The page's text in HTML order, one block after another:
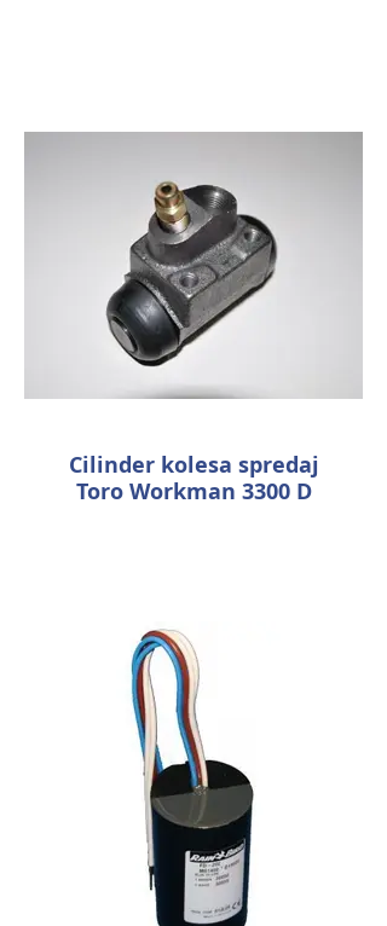
Cilinder kolesa spredaj
Toro Workman 3300 D